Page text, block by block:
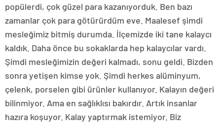
popülerdi, çok güzel para kazanıyorduk. Ben bazı
zamanlar çok para götürürdüm eve. Maalesef şimdi
mesleğimiz bitmiş durumda. İlçemizde iki tane kalaycı
kaldık. Daha önce bu sokaklarda hep kalaycılar vardı.
Şimdi mesleğimizin değeri kalmadı, sonu geldi. Bizden
sonra yetişen kimse yok. Şimdi herkes alüminyum,
çelenk, porselen gibi ürünler kullanıyor. Kalayın değeri
bilinmiyor. Ama en sağlıklısı bakırdır. Artık insanlar
hazıra koşuyor. Kalay yaptırmak istemiyor. Biz